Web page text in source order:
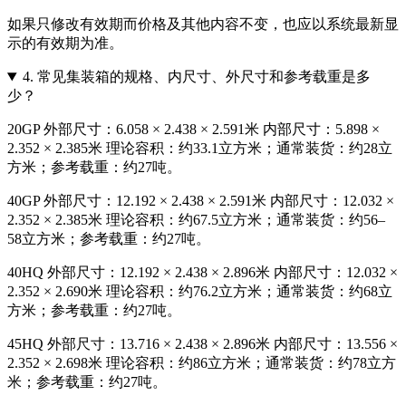
如果只修改有效期而价格及其他内容不变，也应以系统最新显
示的有效期为准。
4. 常见集装箱的规格、内尺寸、外尺寸和参考载重是多
少？
20GP 外部尺寸：6.058 × 2.438 × 2.591米 内部尺寸：5.898 ×
2.352 × 2.385米 理论容积：约33.1立方米；通常装货：约28立
方米；参考载重：约27吨。
40GP 外部尺寸：12.192 × 2.438 × 2.591米 内部尺寸：12.032 ×
2.352 × 2.385米 理论容积：约67.5立方米；通常装货：约56–
58立方米；参考载重：约27吨。
40HQ 外部尺寸：12.192 × 2.438 × 2.896米 内部尺寸：12.032 ×
2.352 × 2.690米 理论容积：约76.2立方米；通常装货：约68立
方米；参考载重：约27吨。
45HQ 外部尺寸：13.716 × 2.438 × 2.896米 内部尺寸：13.556 ×
2.352 × 2.698米 理论容积：约86立方米；通常装货：约78立方
米；参考载重：约27吨。